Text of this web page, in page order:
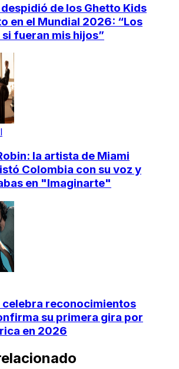
de los Ghetto Kids
en el Mundial 2026: “Los
fueran mis hijos”
la artista de Miami
Colombia con su voz y
en "Imaginarte"
reconocimientos
su primera gira por
en 2026